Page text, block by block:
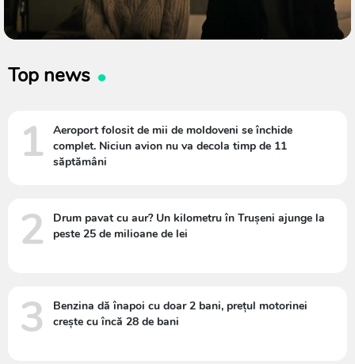
Top news
1
Aeroport folosit de mii de moldoveni se închide
complet. Niciun avion nu va decola timp de 11
săptămâni
2
Drum pavat cu aur? Un kilometru în Trușeni ajunge la
peste 25 de milioane de lei
3
Benzina dă înapoi cu doar 2 bani, prețul motorinei
crește cu încă 28 de bani